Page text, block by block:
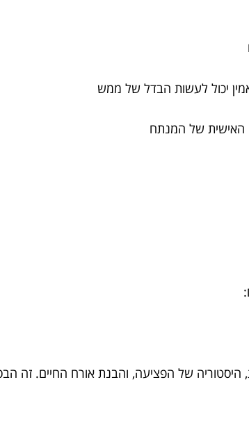
יכול לעשות הבדל של ממש
האישית של המנתח
היסטוריה של הפציעה, והבנת אורח החיים. זה